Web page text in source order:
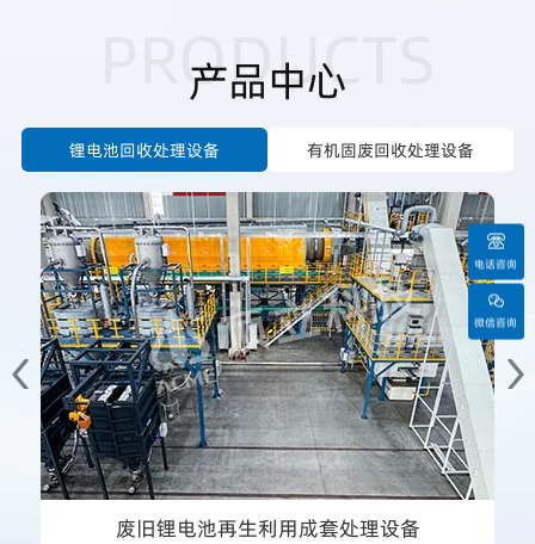
PRODUCTS
产品中心
锂电池回收处理设备 有机固废回收处理设备
废旧锂电池再生利用成套处理设备
电话咨询
微信咨询